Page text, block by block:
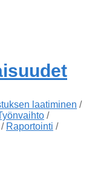
laatiminen /
/
/ Raportointi /